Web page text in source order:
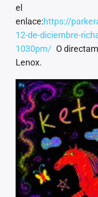
el
enlace:https://
12-de-diciembre-
1030pm/ O
Lenox.